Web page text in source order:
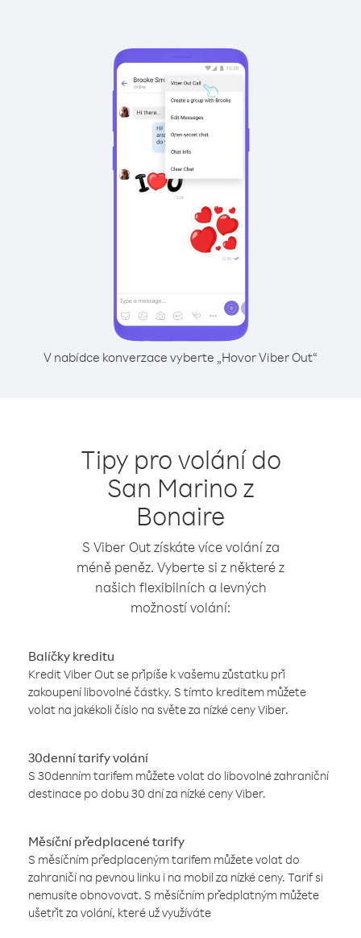
V nabídce konverzace vyberte „Hovor Viber Out“
Tipy pro volání do
San Marino z
Bonaire
S Viber Out získáte více volání za
méně peněz. Vyberte si z některé z
našich flexibilních a levných
možností volání:
Balíčky kreditu
Kredit Viber Out se připíše k vašemu zůstatku při
zakoupení libovolné částky. S tímto kreditem můžete
volat na jakékoli číslo na světe za nízké ceny Viber.
30denní tarify volání
S 30denním tarifem můžete volat do libovolné zahraniční
destinace po dobu 30 dní za nízké ceny Viber.
Měsíční předplacené tarify
S měsíčním předplaceným tarifem můžete volat do
zahraničí na pevnou linku i na mobil za nízké ceny. Tarif si
nemusíte obnovovat. S měsíčním předplatným můžete
ušetřit za volání, které už využíváte